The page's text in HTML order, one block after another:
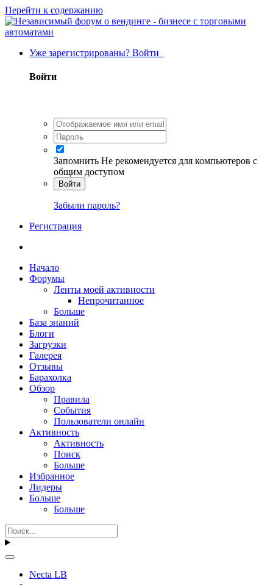
Перейти к содержанию
Уже зарегистрированы? Войти
Войти
Запомнить Не рекомендуется для компьютеров с
общим доступом
Войти
Забыли пароль?
Регистрация
Начало
Форумы
Ленты моей активности
Непрочитанное
Больше
База знаний
Блоги
Загрузки
Галерея
Отзывы
Барахолка
Обзор
Правила
События
Пользователи онлайн
Активность
Активность
Поиск
Больше
Избранное
Лидеры
Больше
Больше
Necta LB